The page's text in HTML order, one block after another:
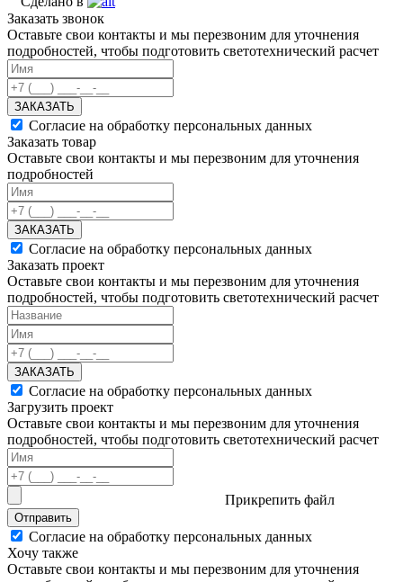
Заказать звонок
Оставьте свои контакты и мы перезвоним для уточнения
подробностей, чтобы подготовить светотехнический расчет
ЗАКАЗАТЬ
Согласие на обработку персональных данных
Заказать товар
Оставьте свои контакты и мы перезвоним для уточнения
подробностей
ЗАКАЗАТЬ
Согласие на обработку персональных данных
Заказать проект
Оставьте свои контакты и мы перезвоним для уточнения
подробностей, чтобы подготовить светотехнический расчет
ЗАКАЗАТЬ
Согласие на обработку персональных данных
Загрузить проект
Оставьте свои контакты и мы перезвоним для уточнения
подробностей, чтобы подготовить светотехнический расчет
Прикрепить файл
Отправить
Согласие на обработку персональных данных
Хочу также
Оставьте свои контакты и мы перезвоним для уточнения